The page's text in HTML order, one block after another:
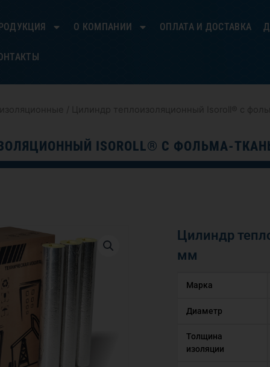
О КОМПАНИИ ОПЛАТА И ДОСТАВКА
/ Цилиндр теплоизоляционный Isoroll® с
ISOROLL® С ФОЛЬМА-
Цилиндр
мм
Марка
Диаметр
Толщина
изоляции